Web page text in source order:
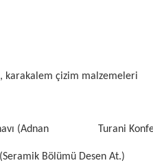
karakalem çizim malzemeleri
(Adnan Turani
Bölümü Desen At.)